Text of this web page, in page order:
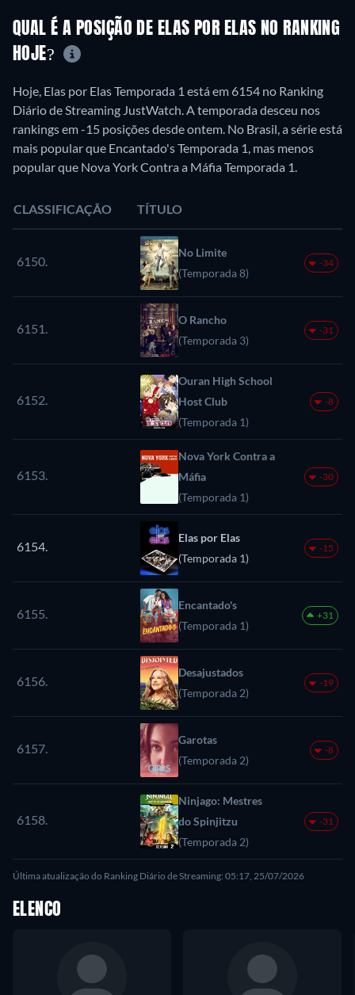
QUAL É A POSIÇÃO DE ELAS POR ELAS NO RANKING
HOJE?
Hoje, Elas por Elas Temporada 1 está em 6154 no Ranking
Diário de Streaming JustWatch. A temporada desceu nos
rankings em -15 posições desde ontem. No Brasil, a série está
mais popular que Encantado's Temporada 1, mas menos
popular que Nova York Contra a Máfia Temporada 1.
CLASSIFICAÇÃO TÍTULO
6150.
No Limite
(Temporada 8)
-34
6151.
O Rancho
(Temporada 3)
-31
6152.
Ouran High School
Host Club
(Temporada 1)
-8
6153.
Nova York Contra a
Máfia
(Temporada 1)
-30
6154.
Elas por Elas
(Temporada 1)
-15
6155.
Encantado's
(Temporada 1)
+31
6156.
Desajustados
(Temporada 2)
-19
6157.
Garotas
(Temporada 2)
-8
6158.
Ninjago: Mestres
do Spinjitzu
(Temporada 2)
-31
Última atualização do Ranking Diário de Streaming: 05:17, 25/07/2026
ELENCO